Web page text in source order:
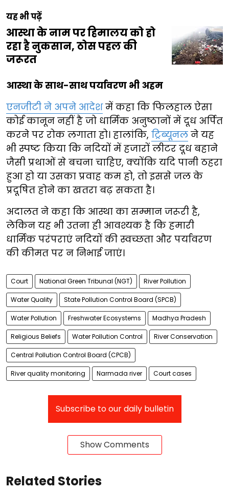
यह भी पढ़ें
आस्था के नाम पर हिमालय को हो
रहा है नुकसान, ठोस पहल की
जरूरत
आस्था के साथ-साथ पर्यावरण भी अहम
एनजीटी ने अपने आदेशमें कहा कि फिलहाल ऐसा
कोई कानून नहीं है जो धार्मिक अनुष्ठानों में दूध अर्पित
करने पर रोक लगाता हो। हालांकि, ट्रिब्यूनल ने यह
भी स्पष्ट किया कि नदियों में हजारों लीटर दूध बहाने
जैसी प्रथाओं से बचना चाहिए, क्योंकि यदि पानी ठहरा
हुआ हो या उसका प्रवाह कम हो, तो इससे जल के
प्रदूषित होने का खतरा बढ़ सकता है।
अदालत ने कहा कि आस्था का सम्मान जरूरी है,
लेकिन यह भी उतना ही आवश्यक है कि हमारी
धार्मिक परंपराएं नदियों की स्वच्छता और पर्यावरण
की कीमत पर न निभाई जाएं।
Court National Green Tribunal (NGT) River Pollution
Water Quality State Pollution Control Board (SPCB)
Water Pollution Freshwater Ecosystems Madhya Pradesh
Religious Beliefs Water Pollution Control River Conservation
Central Pollution Control Board (CPCB)
River quality monitoring Narmada river Court cases
Subscribe to our daily bulletin
Show Comments
Related Stories